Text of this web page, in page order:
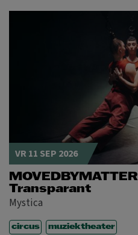
VR 11 SEP 2026
MOVEDBYMATTER
Transparant
Mystica
circus muziektheater